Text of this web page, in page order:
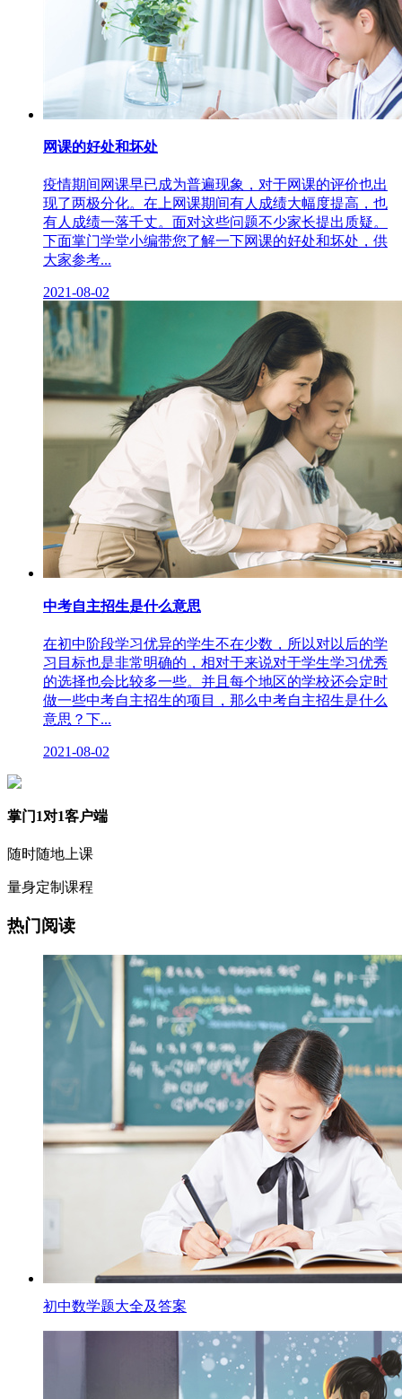
网课的好处和坏处
疫情期间网课早已成为普遍现象，对于网课的评价也出
现了两极分化。在上网课期间有人成绩大幅度提高，也
有人成绩一落千丈。面对这些问题不少家长提出质疑。
下面掌门学堂小编带您了解一下网课的好处和坏处，供
大家参考...
2021-08-02
中考自主招生是什么意思
在初中阶段学习优异的学生不在少数，所以对以后的学
习目标也是非常明确的，相对于来说对于学生学习优秀
的选择也会比较多一些。并且每个地区的学校还会定时
做一些中考自主招生的项目，那么中考自主招生是什么
意思？下...
2021-08-02
掌门1对1客户端
随时随地上课
量身定制课程
热门阅读
初中数学题大全及答案